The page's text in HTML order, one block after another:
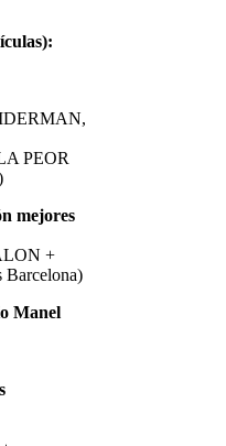
PEOR
mejores
+
Barcelona)
Manel